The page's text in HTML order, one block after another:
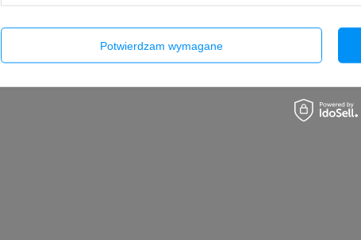
Potwierdzam wymagane